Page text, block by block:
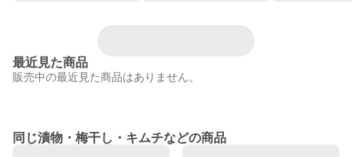
最近見た商品
販売中の最近見た商品はありません。
同じ漬物・梅干し・キムチなどの商品